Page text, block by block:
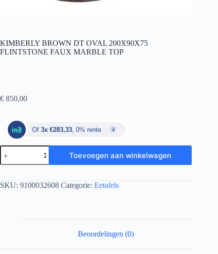
KIMBERLY BROWN DT OVAL 200X90X75
FLINTSTONE FAUX MARBLE TOP
€ 850,00
Of 3x €283,33, 0% rente
Toevoegen aan winkelwagen
SKU: 9100032608 Categorie: Eetafels
Beoordelingen (0)